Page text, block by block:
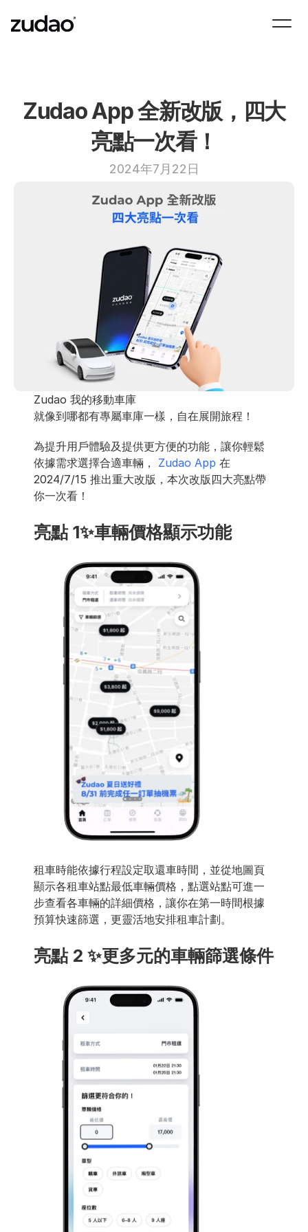
Zudao App 全新改版，四大
亮點一次看！
2024年7月22日
Zudao 我的移動車庫
就像到哪都有專屬車庫一樣，自在展開旅程！
為提升用戶體驗及提供更方便的功能，讓你輕鬆
依據需求選擇合適車輛， Zudao App 在
2024/7/15 推出重大改版，本次改版四大亮點帶
你一次看！
亮點 1✨車輛價格顯示功能
租車時能依據行程設定取還車時間，並從地圖頁
顯示各租車站點最低車輛價格，點選站點可進一
步查看各車輛的詳細價格，讓你在第一時間根據
預算快速篩選，更靈活地安排租車計劃。
亮點 2 ✨更多元的車輛篩選條件